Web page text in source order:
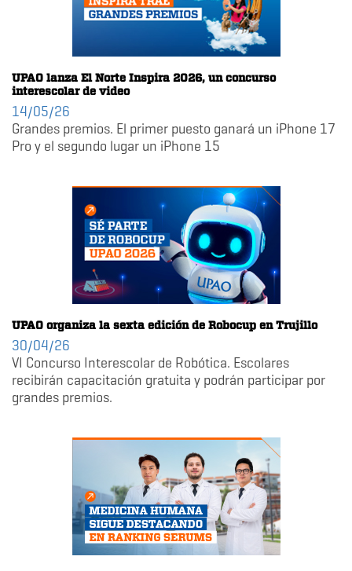
UPAO lanza El Norte Inspira 2026, un concurso
interescolar de video
14/05/26
Grandes premios. El primer puesto ganará un iPhone 17
Pro y el segundo lugar un iPhone 15
UPAO organiza la sexta edición de Robocup en Trujillo
30/04/26
VI Concurso Interescolar de Robótica. Escolares
recibirán capacitación gratuita y podrán participar por
grandes premios.